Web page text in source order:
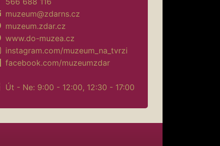
muzeum@zdarns.cz
muzeum.zdar.cz
www.do-muzea.cz
instagram.com/muzeum_na_tvrzi
facebook.com/muzeumzdar
Út - Ne: 9:00 - 12:00, 12:30 - 17:00